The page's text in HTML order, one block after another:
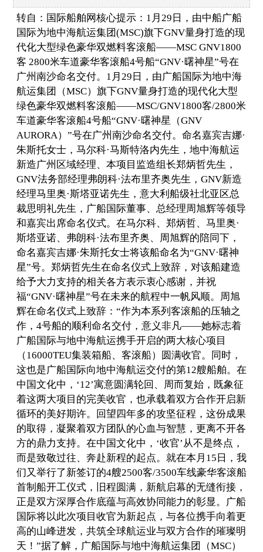
转自：国际船舶网核心提示：1月29日，由中船广船
国际为地中海航运集团(MSC)旗下GNV量身打造的现
代化大型绿色豪华双燃料客滚船——MSC GNV1800
客 2800米车道豪华客滚船4号船“GNV·曙神星”号在
广州南沙命名交付。1月29日，由广船国际为地中海
航运集团（MSC）旗下GNV量身打造的现代化大型
绿色豪华双燃料客滚船——MSC/GNV1800客/2800米
车道豪华客滚船4号船“GNV·曙神星（GNV
AURORA）”号在广州南沙命名交付。命名嘉宾吉娜·
朱斯托女士，马尔科·马斯特洛内先生，地中海航运
新造广州区域经理、本项目监造组长郑炳哲先生，
GNV法务部经理弗朗科·法布里齐奥先生，GNV新造
经理马里奥·斯塔亚诺先生，意大利船级社北亚区总
裁思明礼先生，广船国际董事、总经理周旭辉等领导
和嘉宾出席命名仪式。在马尔科、郑炳哲、马里奥·
斯塔亚诺、弗朗科·法布里齐奥、周旭辉的陪同下，
命名嘉宾吉娜·朱斯托女士将该船命名为“GNV·曙神
星”号。郑炳哲先生在命名仪式上致辞，对该船建造
给予大力支持的相关各方表示衷心感谢，并祝
福“GNV·曙神星”号在未来的航程中一帆风顺。周旭
辉在命名仪式上致辞：“作为本系列客滚船的压轴之
作，4号船的顺利命名交付，意义非凡——她标志着
广船国际与地中海航运携手开启的两大核心项目
（16000TEU集装箱船、客滚船）圆满收官。同时，
这也是广船国际向地中海航运交付的第12艘船舶。在
中国文化中，‘12’寓意圆满轮回、周而复始，既象征
着这两大项目的完美收官，也承载着双方合作开启新
循环的美好期许。回望四年多的攻坚征程，这份成果
的取得，凝聚着双方团队的心血与智慧，更离不开各
方的鼎力支持。在中国文化中，‘收官’从不是终点，
而是致敬过往、奔赴新程的起点。就在本月15日，我
们又举行了新签订的4艘2500客/3500车线豪华客滚船
首制船开工仪式，旧程圆满，新航启幕的无缝衔接，
正是双方深厚合作底蕴与高效协同能力的彰显。广船
国际将以此次项目收官为新起点，与各位携手向着更
高的山峰进发，共筑全球航运业与双方合作的璀璨明
天！”据了解，广船国际与地中海航运集团（MSC）